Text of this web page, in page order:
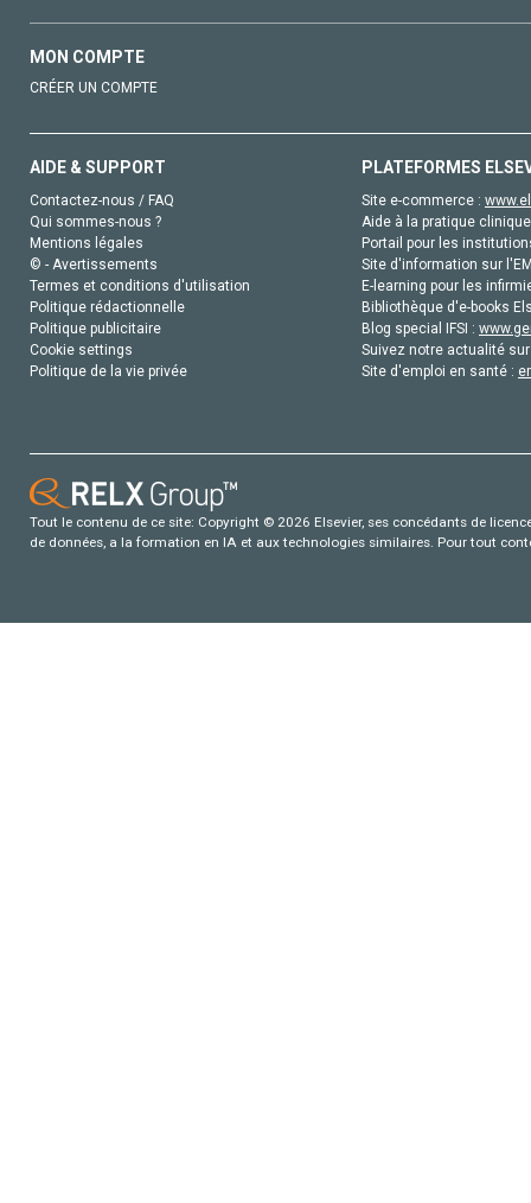
MON COMPTE
CRÉER UN COMPTE
AIDE & SUPPORT
Contactez-nous / FAQ
Qui sommes-nous ?
Mentions légales
© - Avertissements
Termes et conditions d'utilisation
Politique rédactionnelle
Politique publicitaire
Cookie settings
Politique de la vie privée
PLATEFORMES
Site e-commerce :
Aide à la pratique
Portail pour les
Site d'information sur
E-learning pour les
Bibliothèque d'e-books
Blog special IFSI :
Suivez notre actualité
Site d'emploi en santé :
Tout le contenu de ce site: Copyright © 2026 Elsevier, ses concédants de
de données, a la formation en IA et aux technologies similaires. Pour tout